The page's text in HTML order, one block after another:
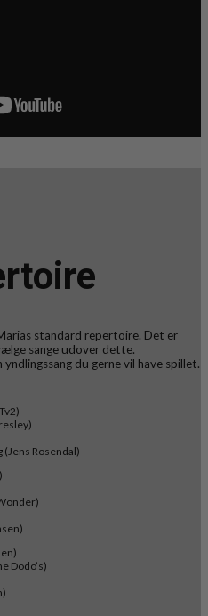
standard repertoire. Det er
sange udover dette.
du gerne vil have spillet.
(Jens Rosendal)
Dodo’s)